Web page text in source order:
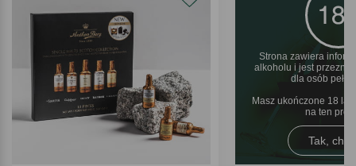
Strona zawiera
alkoholu i jest
dla osób
Masz ukończone 18 lat
na ten
Tak,